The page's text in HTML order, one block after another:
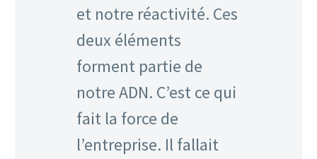
et notre réactivité. Ces
deux éléments
forment partie de
notre ADN. C’est ce qui
fait la force de
l’entreprise. Il fallait